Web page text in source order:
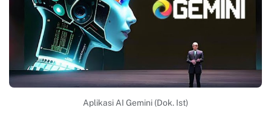
Aplikasi AI Gemini (Dok. Ist)